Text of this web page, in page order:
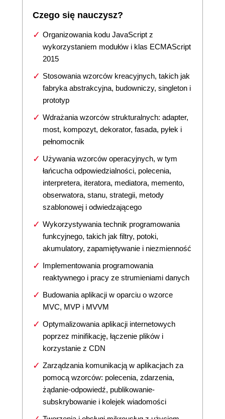
Czego się nauczysz?
Organizowania kodu JavaScript z
wykorzystaniem modułów i klas ECMAScript
2015
Stosowania wzorców kreacyjnych, takich jak
fabryka abstrakcyjna, budowniczy, singleton i
prototyp
Wdrażania wzorców strukturalnych: adapter,
most, kompozyt, dekorator, fasada, pyłek i
pełnomocnik
Używania wzorców operacyjnych, w tym
łańcucha odpowiedzialności, polecenia,
interpretera, iteratora, mediatora, memento,
obserwatora, stanu, strategii, metody
szablonowej i odwiedzającego
Wykorzystywania technik programowania
funkcyjnego, takich jak filtry, potoki,
akumulatory, zapamiętywanie i niezmienność
Implementowania programowania
reaktywnego i pracy ze strumieniami danych
Budowania aplikacji w oparciu o wzorce
MVC, MVP i MVVM
Optymalizowania aplikacji internetowych
poprzez minifikację, łączenie plików i
korzystanie z CDN
Zarządzania komunikacją w aplikacjach za
pomocą wzorców: polecenia, zdarzenia,
żądanie-odpowiedź, publikowanie-
subskrybowanie i kolejek wiadomości